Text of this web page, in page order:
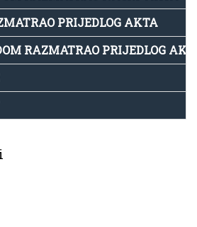
PRIJEDLOG AKTA
RAZMATRAO PRIJEDLOG